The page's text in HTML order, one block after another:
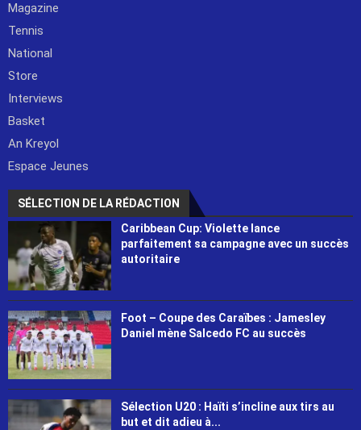
Magazine
Tennis
National
Store
Interviews
Basket
An Kreyol
Espace Jeunes
SÉLECTION DE LA RÉDACTION
Caribbean Cup: Violette lance
parfaitement sa campagne avec un succès
autoritaire
Foot – Coupe des Caraïbes : Jamesley
Daniel mène Salcedo FC au succès
Sélection U20 : Haïti s’incline aux tirs au
but et dit adieu à...